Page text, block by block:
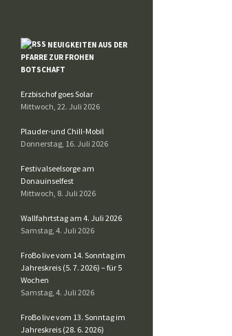
NEUIGKEITEN AUS DER
PFARRE ZUR FROHEN
BOTSCHAFT
Erzbischof goes Solar
Mittwoch, 22. Juli 2026
Plauder-und Chill-Mobil
Donnerstag, 16. Juli 2026
Festivalseelsorge am
Donauinselfest
Mittwoch, 8. Juli 2026
Wallfahrtstag am 4. Juli 2026
Samstag, 4. Juli 2026
FroBo live vom 14. Sonntag im
Jahreskreis (5. 7. 2026) – für 5
Wochen
Samstag, 4. Juli 2026
FroBo live vom 13. Sonntag im
Jahreskreis (28. 6. 2026)